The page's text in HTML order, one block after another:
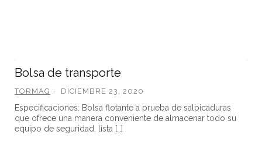
Bolsa de transporte
TORMAG DICIEMBRE 23, 2020
Especificaciones: Bolsa flotante a prueba de salpicaduras
que ofrece una manera conveniente de almacenar todo su
equipo de seguridad, lista […]